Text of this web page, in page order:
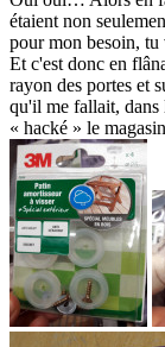
étaient non
pour mon besoin, tu
Et c'est donc en
rayon des portes et
qu'il me fallait,
« hacké » le